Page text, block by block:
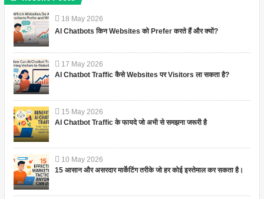
18 May 2026
AI Chatbots किन Websites को Prefer करते हैं और क्यों?
17 May 2026
AI Chatbot Traffic कैसे Websites पर Visitors ला सकता है?
15 May 2026
AI Chatbot Traffic के फायदे जो अभी से समझना जरूरी है
10 May 2026
15 आसान और असरदार मार्केटिंग तरीके जो हर कोई इस्तेमाल कर सकता है।